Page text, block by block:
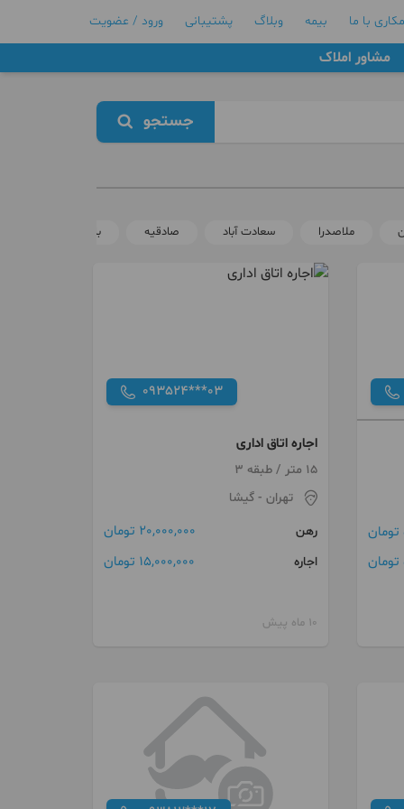
با ما بیمه وبلاگ پشتیبانی ورود / عضویت
مشاور املاک
جستجو
ملاصدرا سعادت آباد صادقیه بلوار فردوس
093524***03
اجاره اتاق اداری
15 متر / طبقه 3
تهران - گیشا
رهن
20,000,000 تومان
اجاره 15,000,000 تومان
10 ماه پیش